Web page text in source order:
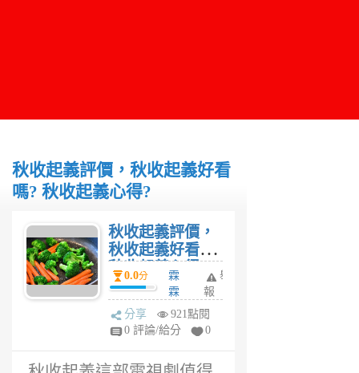
秋收起義評價，秋收起義好看
嗎? 秋收起義心得?
秋收起義評價，
秋收起義好看嗎?
秋收起義心得?
0.0分
霖
霖
6
年
舉
報
分享
921點閱
0 評論/給分
0